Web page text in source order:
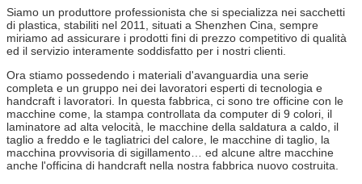
Siamo un produttore professionista che si specializza nei sacchetti
di plastica, stabiliti nel 2011, situati a Shenzhen Cina, sempre
miriamo ad assicurare i prodotti fini di prezzo competitivo di qualità
ed il servizio interamente soddisfatto per i nostri clienti.
Ora stiamo possedendo i materiali d'avanguardia una serie
completa e un gruppo nei dei lavoratori esperti di tecnologia e
handcraft i lavoratori. In questa fabbrica, ci sono tre officine con le
macchine come, la stampa controllata da computer di 9 colori, il
laminatore ad alta velocità, le macchine della saldatura a caldo, il
taglio a freddo e le tagliatrici del calore, le macchine di taglio, la
macchina provvisoria di sigillamento… ed alcune altre macchine
anche l'officina di handcraft nella nostra fabbrica nuovo costruita.